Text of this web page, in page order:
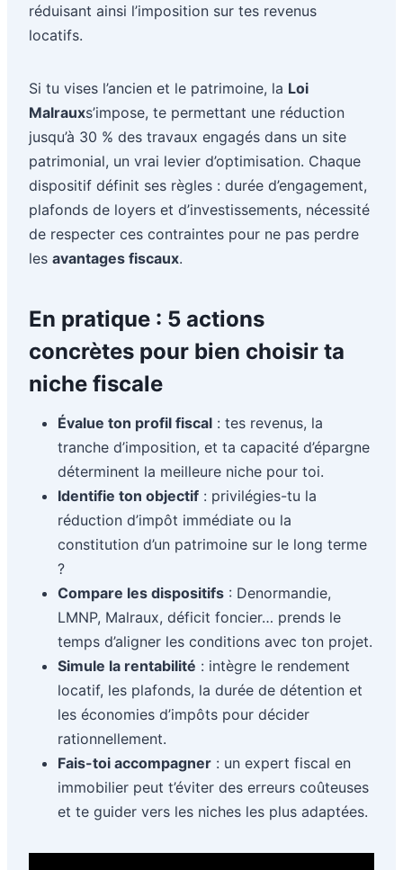
réduisant ainsi l’imposition sur tes revenus
locatifs.
Si tu vises l’ancien et le patrimoine, la Loi
Malrauxs’impose, te permettant une réduction
jusqu’à 30 % des travaux engagés dans un site
patrimonial, un vrai levier d’optimisation. Chaque
dispositif définit ses règles : durée d’engagement,
plafonds de loyers et d’investissements, nécessité
de respecter ces contraintes pour ne pas perdre
les avantages fiscaux.
En pratique : 5 actions
concrètes pour bien choisir ta
niche fiscale
Évalue ton profil fiscal : tes revenus, la
tranche d’imposition, et ta capacité d’épargne
déterminent la meilleure niche pour toi.
Identifie ton objectif : privilégies-tu la
réduction d’impôt immédiate ou la
constitution d’un patrimoine sur le long terme
?
Compare les dispositifs : Denormandie,
LMNP, Malraux, déficit foncier… prends le
temps d’aligner les conditions avec ton projet.
Simule la rentabilité : intègre le rendement
locatif, les plafonds, la durée de détention et
les économies d’impôts pour décider
rationnellement.
Fais-toi accompagner : un expert fiscal en
immobilier peut t’éviter des erreurs coûteuses
et te guider vers les niches les plus adaptées.